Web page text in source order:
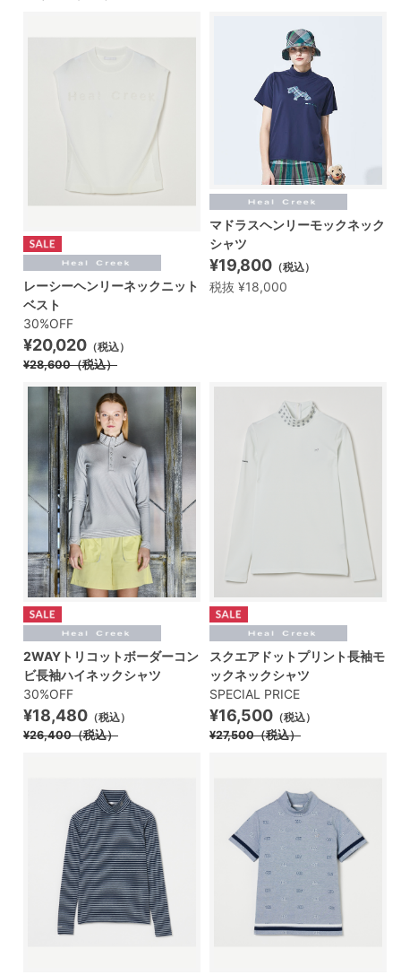
レーシーヘンリーネックニット
ベスト
30%OFF
¥20,020 （税込）
¥28,600（税込）
マドラスヘンリーモックネック
シャツ
¥19,800 （税込）
税抜 ¥18,000
2WAYトリコットボーダーコン
ビ長袖ハイネックシャツ
30%OFF
¥18,480 （税込）
¥26,400（税込）
スクエアドットプリント長袖モ
ックネックシャツ
SPECIAL PRICE
¥16,500 （税込）
¥27,500（税込）